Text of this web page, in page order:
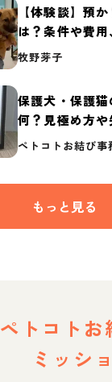
【体験談】預
は？条件や費
介
牧野芽子
保護犬・保護
何？見極め方
要なものを紹介
ペトコトお結び事
もっと見る
ペトコトお
ミッシ